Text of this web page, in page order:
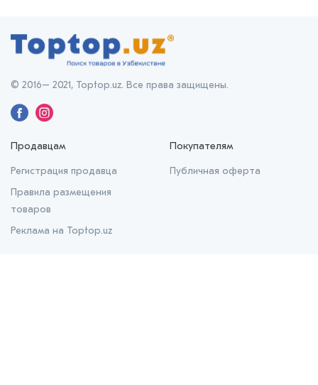
Продавцам
Регистрация продавца
Правила размещения
товаров
Реклама на Toptop.uz
Покупателям
Публичная оферта
© 2016– 2021, Toptop.uz. Все права защищены.